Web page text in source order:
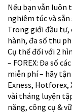
Nếu bạn vẫn luôn
nghiêm túc và
Trong giới đầu tư,
hành, đa số thu
Cụ thể đối với 2
– FOREX: Đa số
miễn phí – hãy
Exness, Hotforex,
vài tháng luyện
năng, công cụ &